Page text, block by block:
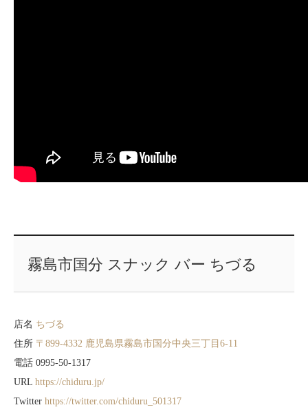
霧島市国分 スナック バー ちづる
店名 ちづる
住所 〒899-4332 鹿児島県霧島市国分中央三丁目6-11
電話 0995-50-1317
URL https://chiduru.jp/
Twitter https://twitter.com/chiduru_501317